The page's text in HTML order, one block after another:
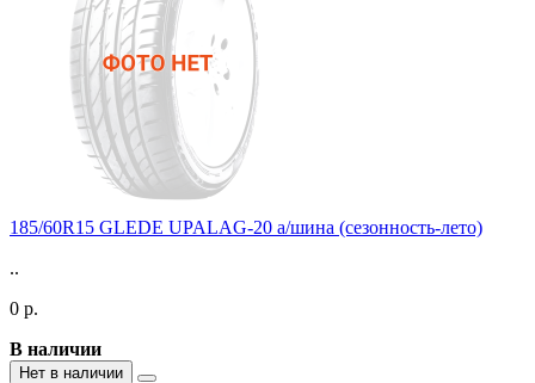
185/60R15 GLEDE UPALAG-20 а/шина (сезонность-лето)
..
0 р.
В наличии
Нет в наличии